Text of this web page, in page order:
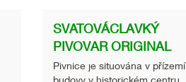
SVATOVÁCLAVKÝ
PIVOVAR ORIGINAL
Pivnice je situována v přízemí
budovy v historickém centru